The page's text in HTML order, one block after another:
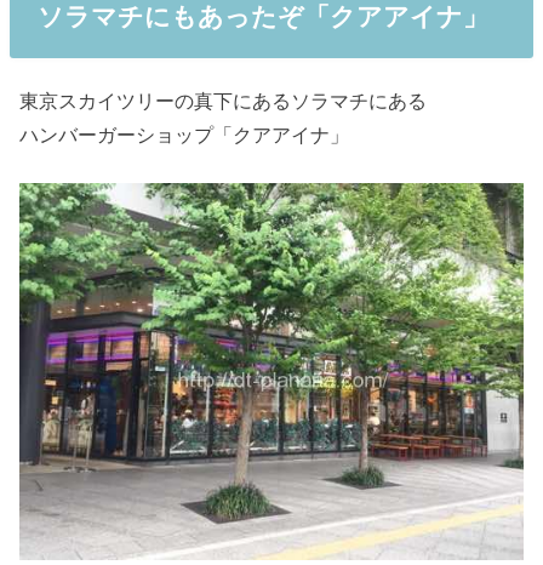
ソラマチにもあったぞ「クアアイナ」
東京スカイツリーの真下にあるソラマチにある
ハンバーガーショップ「クアアイナ」